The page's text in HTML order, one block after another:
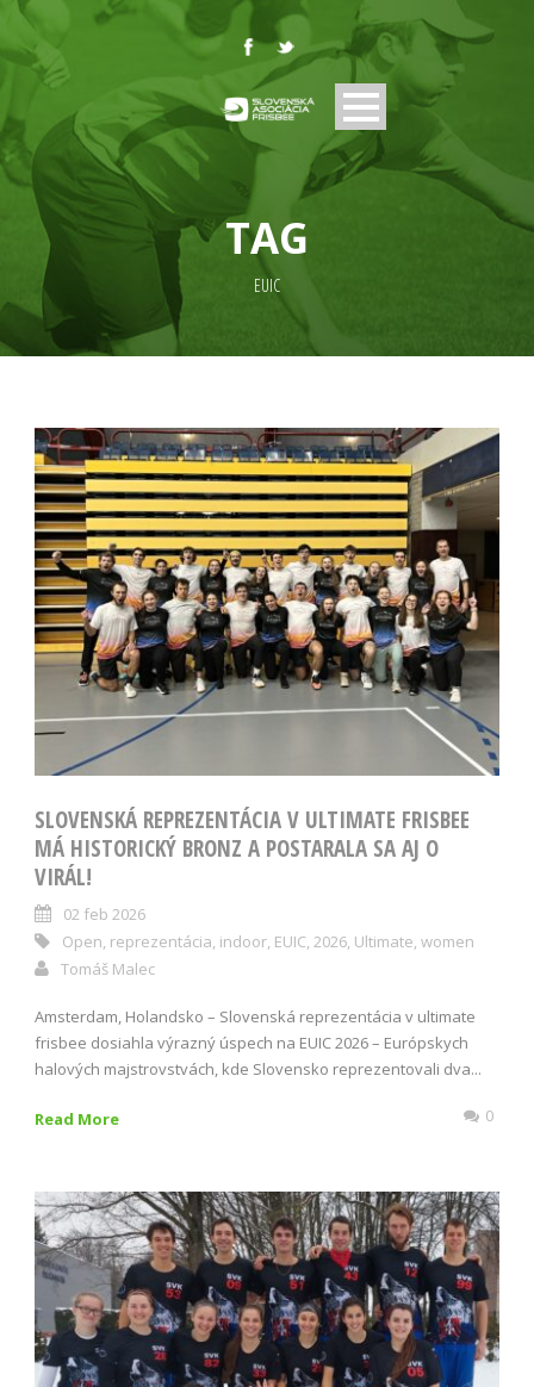
TAG
EUIC
SLOVENSKÁ REPREZENTÁCIA V ULTIMATE FRISBEE
MÁ HISTORICKÝ BRONZ A POSTARALA SA AJ O
VIRÁL!
02 feb 2026
Open, reprezentácia, indoor, EUIC, 2026, Ultimate, women
Tomáš Malec
Amsterdam, Holandsko – Slovenská reprezentácia v ultimate
frisbee dosiahla výrazný úspech na EUIC 2026 – Európskych
halových majstrovstvách, kde Slovensko reprezentovali dva...
Read More 0